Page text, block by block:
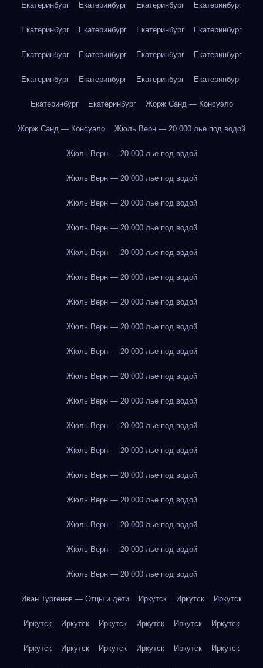
Екатеринбург Екатеринбург Екатеринбург Екатеринбург
Екатеринбург Екатеринбург Екатеринбург Екатеринбург
Екатеринбург Екатеринбург Екатеринбург Екатеринбург
Екатеринбург Екатеринбург Екатеринбург Екатеринбург
Екатеринбург Екатеринбург Жорж Санд — Консуэло
Жорж Санд — Консуэло Жюль Верн — 20 000 лье под водой
Жюль Верн — 20 000 лье под водой
Жюль Верн — 20 000 лье под водой
Жюль Верн — 20 000 лье под водой
Жюль Верн — 20 000 лье под водой
Жюль Верн — 20 000 лье под водой
Жюль Верн — 20 000 лье под водой
Жюль Верн — 20 000 лье под водой
Жюль Верн — 20 000 лье под водой
Жюль Верн — 20 000 лье под водой
Жюль Верн — 20 000 лье под водой
Жюль Верн — 20 000 лье под водой
Жюль Верн — 20 000 лье под водой
Жюль Верн — 20 000 лье под водой
Жюль Верн — 20 000 лье под водой
Жюль Верн — 20 000 лье под водой
Жюль Верн — 20 000 лье под водой
Жюль Верн — 20 000 лье под водой
Жюль Верн — 20 000 лье под водой
Иван Тургенев — Отцы и дети Иркутск Иркутск Иркутск
Иркутск Иркутск Иркутск Иркутск Иркутск Иркутск
Иркутск Иркутск Иркутск Иркутск Иркутск Иркутск